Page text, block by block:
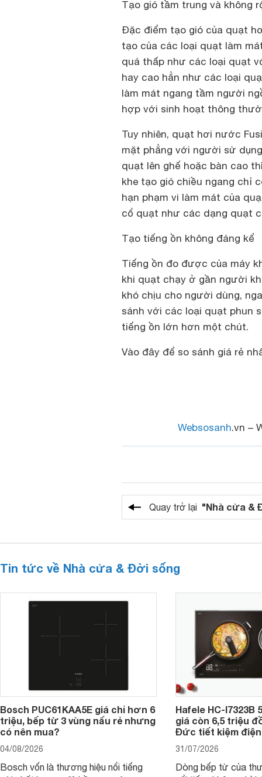
Tạo gió tầm trung và không
Đặc điểm tạo gió của quạt
tạo của các loại quạt làm
quá thấp như các loại quạt
hay cao hẳn như các loại
làm mát ngang tầm người
hợp với sinh hoạt thông
Tuy nhiên, quạt hơi nước
mặt phẳng với người sử
quạt lên ghế hoặc bàn cao
khe tạo gió chiều ngang chỉ
hạn phạm vi làm mát của
cổ quạt như các dạng quạt
Tạo tiếng ồn không đáng kể
Tiếng ồn đo được của máy
khi quạt chạy ở gần người
khó chịu cho người dùng,
sánh với các loại quạt phun
tiếng ồn lớn hơn một chút.
Vào đây để so sánh giá rẻ
Websosanh.vn –
Quay trở lại "Nhà cửa &
Tin tức về Nhà cửa & Đời sống
Bosch PUC61KAA5E giá chỉ hơn 6
triệu, bếp từ 3 vùng nấu rẻ nhưng
có nên mua?
04/08/2026
Bosch vốn là thương hiệu nổi tiếng
Hafele HC-I7323B
giá còn 6,5 triệu
Đức tiết kiệm
31/07/2026
Dòng bếp từ của